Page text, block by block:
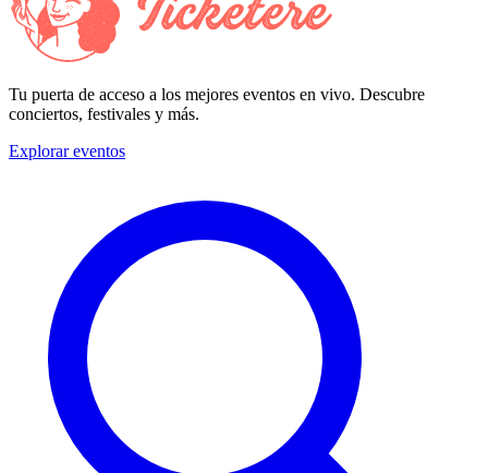
Tu puerta de acceso a los mejores eventos en vivo. Descubre
conciertos, festivales y más.
Explorar eventos